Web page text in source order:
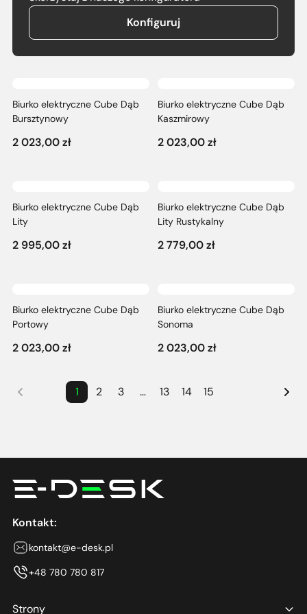
Biurko elektryczne Cube Dąb
Bursztynowy
2 023,00zł
Biurko elektryczne Cube Dąb
Kaszmirowy
2 023,00zł
Biurko elektryczne Cube Dąb
Lity
2 995,00zł
Biurko elektryczne Cube Dąb
Lity Rustykalny
2 779,00zł
Biurko elektryczne Cube Dąb
Portowy
2 023,00zł
Biurko elektryczne Cube Dąb
Sonoma
2 023,00zł
Konfiguruj
1 2 3 … 13 14 15
Kontakt:
kontakt@e-desk.pl
+48 780 780 817
Strony
Nieklasyfikowane
Nieklasyfikowane pliki cookie, to pliki, które są w procesie
Odrzuć
Zapisz moje preferencje